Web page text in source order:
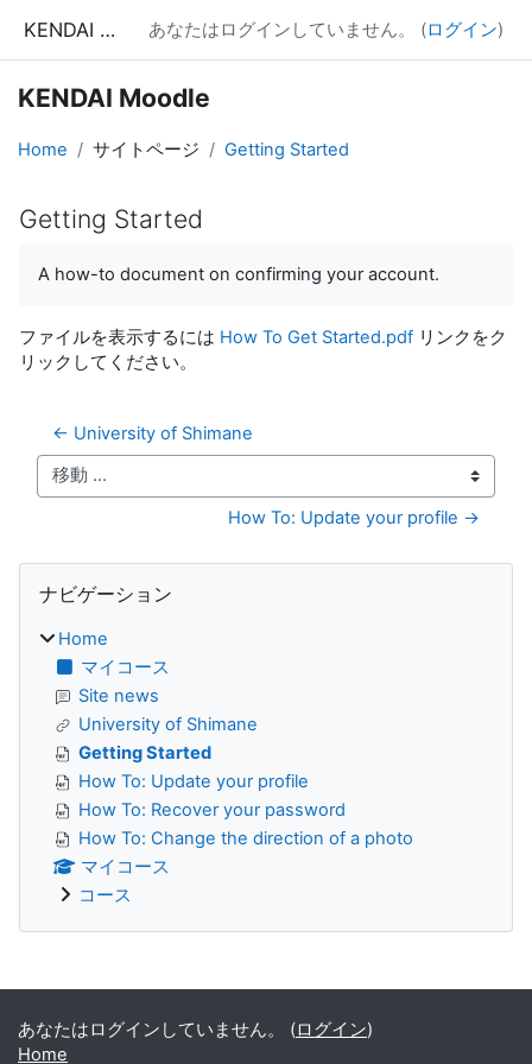
KENDAI Moodle あなたはログインしていません。 (ログイン)
KENDAI Moodle
Home サイトページ Getting Started
Getting Started
A how-to document on confirming your account.
ファイルを表示するには How To Get Started.pdf リンクをク
リックしてください。
← University of Shimane
移動 ...
How To: Update your profile →
ブロック
ナビゲーション
Home
マイコース
Site news
University of Shimane
Getting Started
How To: Update your profile
How To: Recover your password
How To: Change the direction of a photo
マイコース
コース
補助ブロック
あなたはログインしていません。 (ログイン)
Home